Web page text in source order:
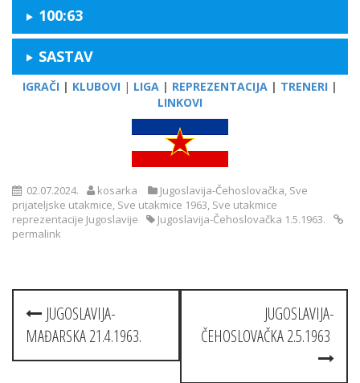
100:63
SASTAV
IGRAČI | KLUBOVI | LIGA | REPREZENTACIJA | TRENERI |
LINKOVI
02.07.2024. kosarka Jugoslavija-Čehoslovačka, Sve
prijateljske utakmice, Sve utakmice 1963, Sve utakmice
reprezentacije Jugoslavije
Jugoslavija-Čehoslovačka 1.5.1963.
permalink
Post
navigation
JUGOSLAVIJA-
MAĐARSKA 21.4.1963.
JUGOSLAVIJA-
ČEHOSLOVAČKA 2.5.1963